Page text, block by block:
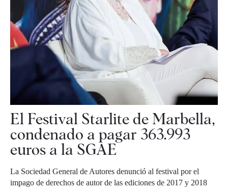
El Festival Starlite de Marbella,
condenado a pagar 363.993
euros a la SGAE
La Sociedad General de Autores denunció al festival por el
impago de derechos de autor de las ediciones de 2017 y 2018